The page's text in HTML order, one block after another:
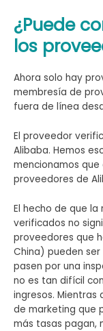
¿Puede
los
Ahora solo hay
membresía de
fuera de línea
El proveedor
Alibaba. Hemos
mencionamos que
proveedores de
El hecho de que
verificados no
proveedores que
China) pueden
pasen por una
no es tan difícil
ingresos. Mientras
de marketing que
más tasas pagan,